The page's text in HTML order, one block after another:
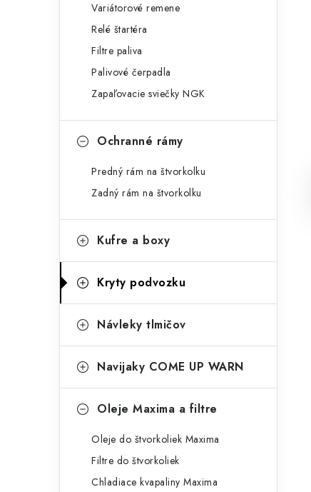
Variátorové remene
Relé štartéra
Filtre paliva
Palivové čerpadla
Zapaľovacie sviečky NGK
Ochranné rámy
Predný rám na štvorkolku
Zadný rám na štvorkolku
Kufre a boxy
Kryty podvozku
Návleky tlmičov
Navijaky COME UP WARN
Oleje Maxima a filtre
Oleje do štvorkoliek Maxima
Filtre do štvorkoliek
Chladiace kvapaliny Maxima